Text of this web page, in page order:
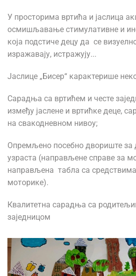
У просторима вртића и јаслица
осмишљавање стимулативне и
која подстиче децу да се
изражавају, истражују...
Јаслице „Бисер“ карактерише
Сарадња са вртићем и честе
између јаслене и вртићке деце,
на свакодневном нивоу;
Опремљено посебно двориште за
узраста (направљене справе за
направљена табла са
моторике).
Квалитетна сарадња са
заједницом